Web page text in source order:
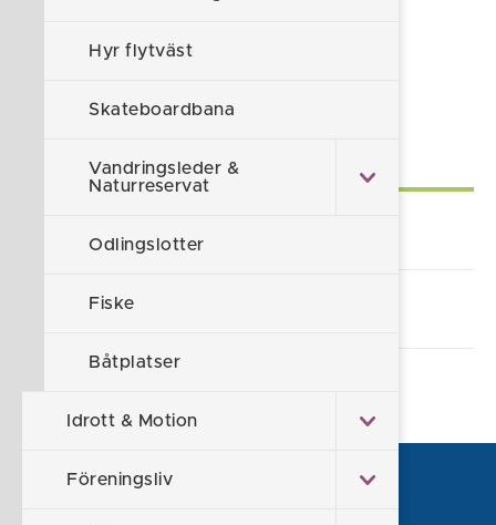
Hyr flytväst
Skateboardbana
Vandringsleder &
Naturreservat
Odlingslotter
Fiske
Båtplatser
Idrott & Motion
Föreningsliv
Föreslå en ändring
Självservice
Alla e-tjänster och blanketter